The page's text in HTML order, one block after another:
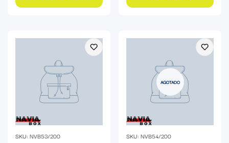
SKU: NVB53/200
AGOTADO
SKU: NVB54/200